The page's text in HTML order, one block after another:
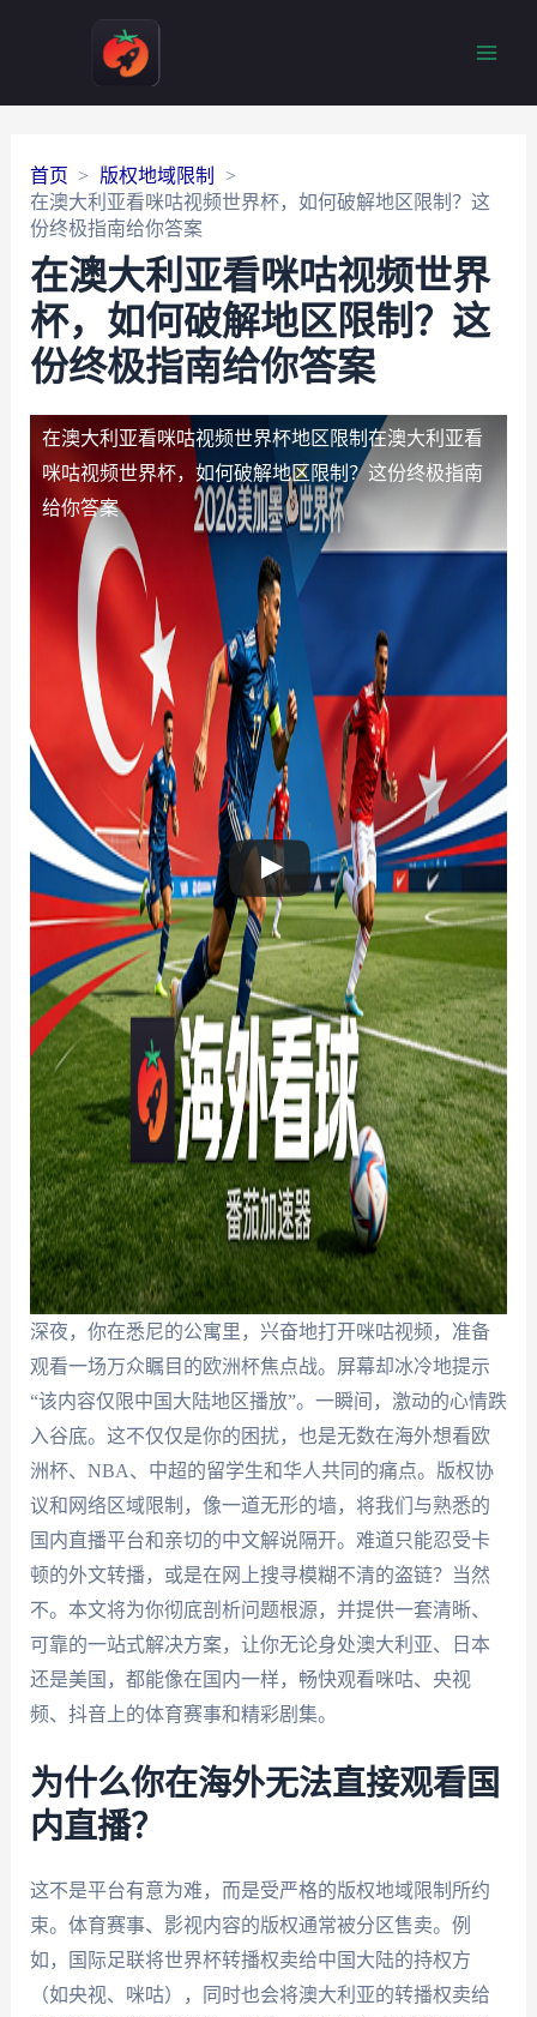
首页
版权地域限制
在澳大利亚看咪咕视频世界杯，如何破解地区限制？这
份终极指南给你答案
在澳大利亚看咪咕视频世界
杯，如何破解地区限制？这
份终极指南给你答案
在澳大利亚看咪咕视频世界杯地区限制 在澳大利亚看
咪咕视频世界杯，如何破解地区限制？这份终极指南
给你答案
深夜，你在悉尼的公寓里，兴奋地打开咪咕视频，准备
观看一场万众瞩目的欧洲杯焦点战。屏幕却冰冷地提示
“该内容仅限中国大陆地区播放”。一瞬间，激动的心情跌
入谷底。这不仅仅是你的困扰，也是无数在海外想看欧
洲杯、NBA、中超的留学生和华人共同的痛点。版权协
议和网络区域限制，像一道无形的墙，将我们与熟悉的
国内直播平台和亲切的中文解说隔开。难道只能忍受卡
顿的外文转播，或是在网上搜寻模糊不清的盗链？当然
不。本文将为你彻底剖析问题根源，并提供一套清晰、
可靠的一站式解决方案，让你无论身处澳大利亚、日本
还是美国，都能像在国内一样，畅快观看咪咕、央视
频、抖音上的体育赛事和精彩剧集。
为什么你在海外无法直接观看国
内直播？
这不是平台有意为难，而是受严格的版权地域限制所约
束。体育赛事、影视内容的版权通常被分区售卖。例
如，国际足联将世界杯转播权卖给中国大陆的持权方
（如央视、咪咕），同时也会将澳大利亚的转播权卖给